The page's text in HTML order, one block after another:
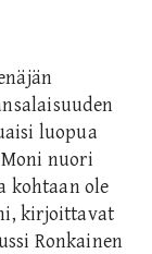
luopua
nuori
kohtaan ole
kirjoittavat
Ronkainen